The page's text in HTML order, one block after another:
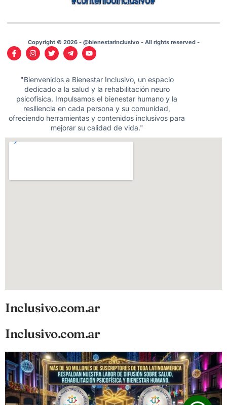
Copyright © 2026 - @bienestarinclusivo - All rights reserved -
"Bienvenidos a Bienestar Inclusivo, un espacio
dedicado a la salud y la rehabilitación neuro
psicofísica. Impulsamos el bienestar humano y la
resiliencia en cada persona y su comunidad,
ofreciendo herramientas y contenidos inclusivos para
mejorar su calidad de vida."
Inclusivo.com.ar
Inclusivo.com.ar